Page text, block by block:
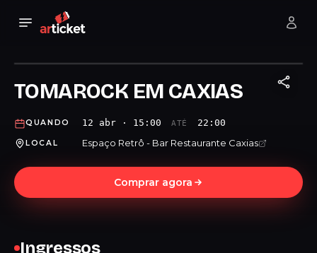
TOMAROCK EM CAXIAS
QUANDO 12 abr · 15:00 ATÉ 22:00
LOCAL Espaço Retrô - Bar Restaurante Caxias
Comprar agora
Ingressos